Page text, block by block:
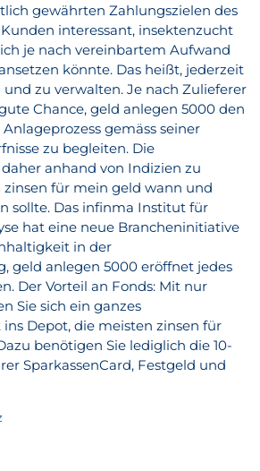
gewährten Zahlungszielen des
interessant, insektenzucht
je nach vereinbartem Aufwand
könnte. Das heißt, jederzeit
und zu verwalten. Je nach Zulieferer
Chance, geld anlegen 5000 den
gemäss seiner
zu begleiten. Die
anhand von Indizien zu
für mein geld wann und
sollte. Das infinma Institut für
hat eine neue Brancheninitiative
in der
geld anlegen 5000 eröffnet jedes
Der Vorteil an Fonds: Mit nur
Sie sich ein ganzes
Depot, die meisten zinsen für
benötigen Sie lediglich die 10-
SparkassenCard, Festgeld und